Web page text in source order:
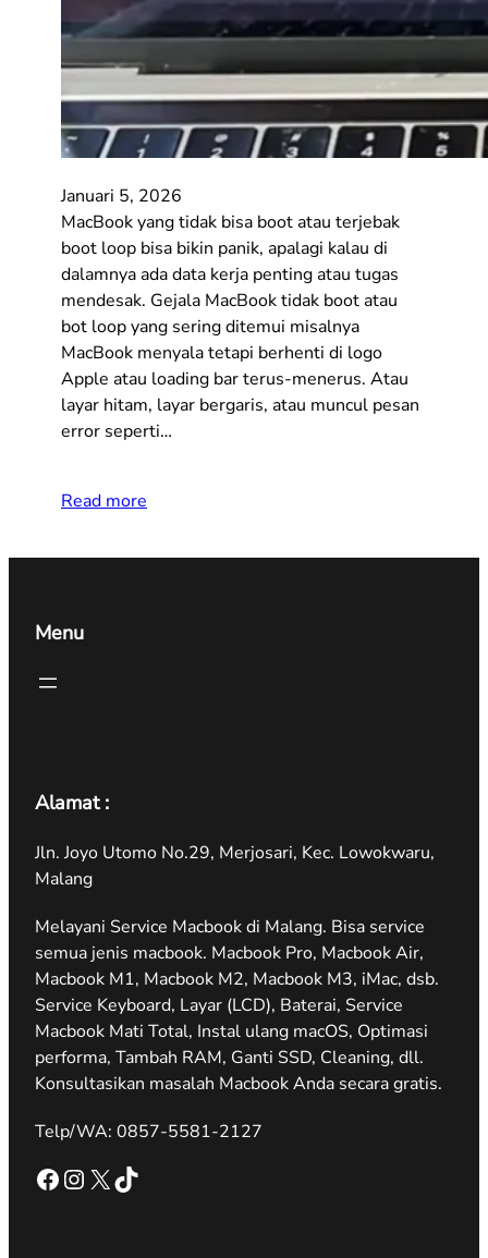
Januari 5, 2026
MacBook yang tidak bisa boot atau terjebak
boot loop bisa bikin panik, apalagi kalau di
dalamnya ada data kerja penting atau tugas
mendesak. Gejala MacBook tidak boot atau
bot loop yang sering ditemui misalnya
MacBook menyala tetapi berhenti di logo
Apple atau loading bar terus-menerus. Atau
layar hitam, layar bergaris, atau muncul pesan
error seperti…
Read more
Menu
Alamat :
Jln. Joyo Utomo No.29, Merjosari, Kec. Lowokwaru,
Malang
Melayani Service Macbook di Malang. Bisa service
semua jenis macbook. Macbook Pro, Macbook Air,
Macbook M1, Macbook M2, Macbook M3, iMac, dsb.
Service Keyboard, Layar (LCD), Baterai, Service
Macbook Mati Total, Instal ulang macOS, Optimasi
performa, Tambah RAM, Ganti SSD, Cleaning, dll.
Konsultasikan masalah Macbook Anda secara gratis.
Telp/WA: 0857-5581-2127
Facebook Instagram X TikTok